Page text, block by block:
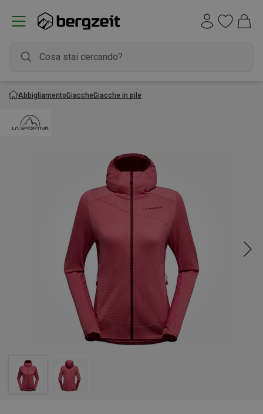
AbbigliamentoGiaccheGiacche in pile